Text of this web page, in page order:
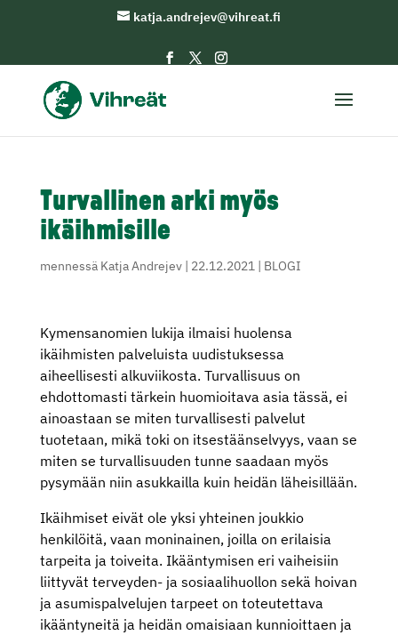
katja.andrejev@vihreat.fi
Turvallinen arki myös
ikäihmisille
mennessä Katja Andrejev| 22.12.2021 | BLOGI
Kymensanomien lukija ilmaisi huolensa
ikäihmisten palveluista uudistuksessa
aiheellisesti alkuviikosta. Turvallisuus on
ehdottomasti tärkein huomioitava asia tässä, ei
ainoastaan se miten turvallisesti palvelut
tuotetaan, mikä toki on itsestäänselvyys, vaan se
miten se turvallisuuden tunne saadaan myös
pysymään niin asukkailla kuin heidän läheisillään.
Ikäihmiset eivät ole yksi yhteinen joukkio
henkilöitä, vaan moninainen, joilla on erilaisia
tarpeita ja toiveita. Ikääntymisen eri vaiheisiin
liittyvät terveyden- ja sosiaalihuollon sekä hoivan
ja asumispalvelujen tarpeet on toteutettava
ikääntyneitä ja heidän omaisiaan kunnioittaen ja